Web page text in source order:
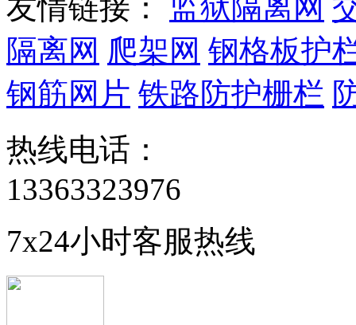
友情链接： 监狱隔离网
隔离网 爬架网 钢格板护
钢筋网片 铁路防护栅栏
热线电话：
13363323976
7x24小时客服热线